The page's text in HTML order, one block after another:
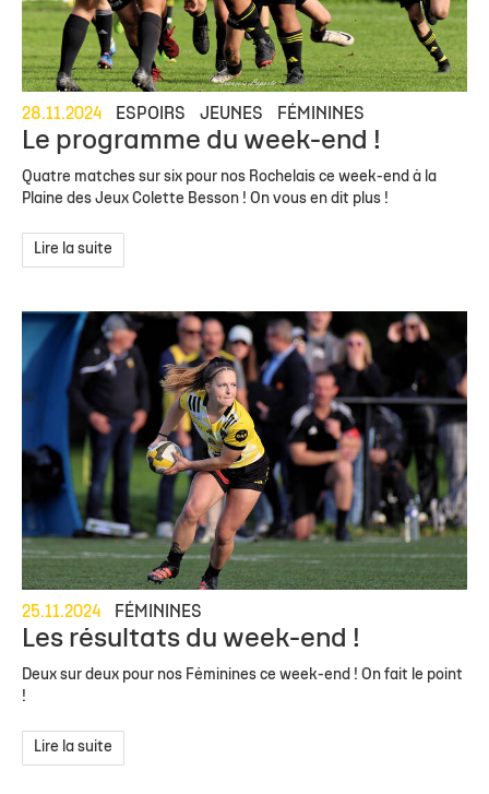
28.11.2024 ESPOIRS JEUNES FÉMININES
Le programme du week-end !
Quatre matches sur six pour nos Rochelais ce week-end à la
Plaine des Jeux Colette Besson ! On vous en dit plus !
Lire la suite
25.11.2024 FÉMININES
Les résultats du week-end !
Deux sur deux pour nos Féminines ce week-end ! On fait le point
!
Lire la suite